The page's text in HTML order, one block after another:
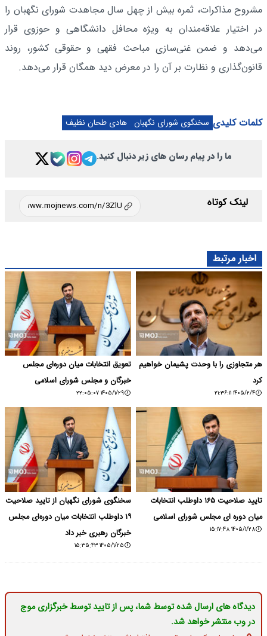
مشروح مذاکرات، ثمره بیش از چهل سال مجاهدت شورای نگهبان را
در اختیار علاقه‌مندان به ویژه محافل دانشگاهی و حوزوی قرار
می‌دهد و ضمن غنی‌سازی مباحث فقهی و حقوقی کشور، روند
قانون‌گذاری و نظارت بر آن را در معرض دید همگان قرار می‌دهد.
کلمات کلیدی سخنگوی شورای نگهبان هادی طحان نظیف
ما را در پیام رسان های زیر دنبال کنید.
لینک کوتاه
اخبار مرتبط
هر متجاوزی را با وحدت پشیمان خواهیم
کرد
۱۴۰۵/۲/۴ ۲۱:۳۶:۱۱
تعویق انتخابات میان دوره‌ای مجلس
خبرگان و مجلس شورای اسلامی
۱۴۰۵/۱/۲۹ ۲۲:۰۵:۰۷
تایید صلاحیت ۱۶۵ داوطلب انتخابات
میان دوره ای مجلس شورای اسلامی
۱۴۰۵/۱/۲۸ ۱۵:۱۷:۴۸
سخنگوی شورای نگهبان از تایید صلاحیت
۱۹ داوطلب انتخابات میان دوره‌ای مجلس
خبرگان رهبری خبر داد
۱۴۰۵/۱/۲۵ ۱۵:۳۵:۴۳
دیدگاه های ارسال شده توسط شما، پس از تایید توسط خبرگزاری موج
در وب منتشر خواهد شد.